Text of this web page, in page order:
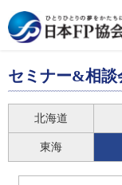
セミナー&相談
北海道
東海